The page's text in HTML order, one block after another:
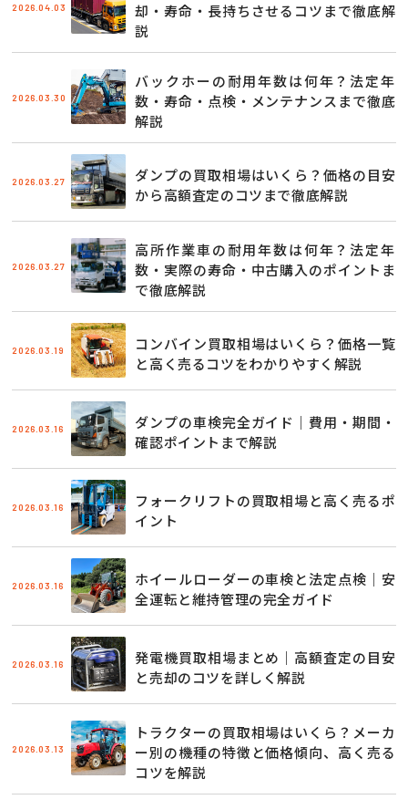
2026.04.03
却・寿命・長持ちさせるコツまで徹底解
説
2026.03.30
バックホーの耐用年数は何年？法定年
数・寿命・点検・メンテナンスまで徹底
解説
2026.03.27
ダンプの買取相場はいくら？価格の目安
から高額査定のコツまで徹底解説
2026.03.27
高所作業車の耐用年数は何年？法定年
数・実際の寿命・中古購入のポイントま
で徹底解説
2026.03.19
コンバイン買取相場はいくら？価格一覧
と高く売るコツをわかりやすく解説
2026.03.16
ダンプの車検完全ガイド｜費用・期間・
確認ポイントまで解説
2026.03.16
フォークリフトの買取相場と高く売るポ
イント
2026.03.16
ホイールローダーの車検と法定点検｜安
全運転と維持管理の完全ガイド
2026.03.16
発電機買取相場まとめ｜高額査定の目安
と売却のコツを詳しく解説
2026.03.13
トラクターの買取相場はいくら？メーカ
ー別の機種の特徴と価格傾向、高く売る
コツを解説